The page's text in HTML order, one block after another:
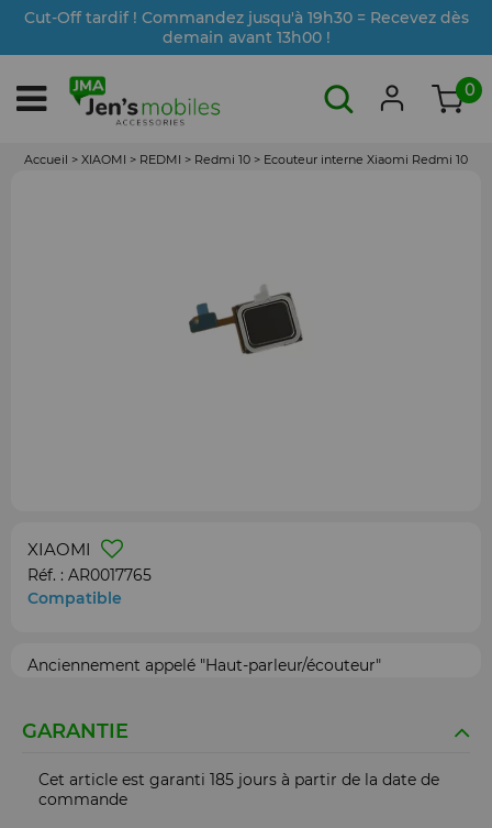
Cut-Off tardif ! Commandez jusqu'à 19h30 = Recevez dès
demain avant 13h00 !
0
Accueil > XIAOMI > REDMI > Redmi 10 > Ecouteur interne Xiaomi Redmi 10
XIAOMI
Réf. : AR0017765
Compatible
Anciennement appelé "Haut-parleur/écouteur"
GARANTIE
Cet article est garanti 185 jours à partir de la date de
commande